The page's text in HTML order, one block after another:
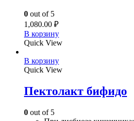
0 out of 5
1,080.00 ₽
В корзину
Quick View
В корзину
Quick View
Пектолакт бифидо
0 out of 5